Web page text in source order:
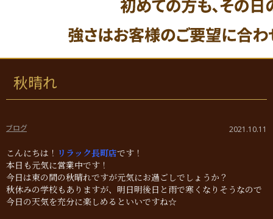
秋晴れ
ブログ 2021.10.11
こんにちは！ リラック長町店です！
本日も元気に営業中です！
今日は束の間の秋晴れですが元気にお過ごしでしょうか？
秋休みの学校もありますが、明日明後日と雨で寒くなりそうなので
今日の天気を充分に楽しめるといいですね☆